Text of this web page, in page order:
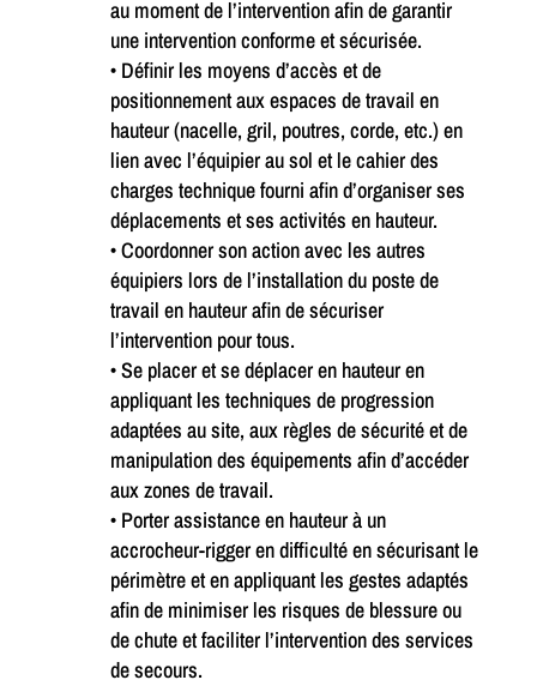
au moment de l’intervention afin de garantir
une intervention conforme et sécurisée.
• Définir les moyens d’accès et de
positionnement aux espaces de travail en
hauteur (nacelle, gril, poutres, corde, etc.) en
lien avec l’équipier au sol et le cahier des
charges technique fourni afin d’organiser ses
déplacements et ses activités en hauteur.
• Coordonner son action avec les autres
équipiers lors de l’installation du poste de
travail en hauteur afin de sécuriser
l’intervention pour tous.
• Se placer et se déplacer en hauteur en
appliquant les techniques de progression
adaptées au site, aux règles de sécurité et de
manipulation des équipements afin d’accéder
aux zones de travail.
• Porter assistance en hauteur à un
accrocheur-rigger en difficulté en sécurisant le
périmètre et en appliquant les gestes adaptés
afin de minimiser les risques de blessure ou
de chute et faciliter l’intervention des services
de secours.